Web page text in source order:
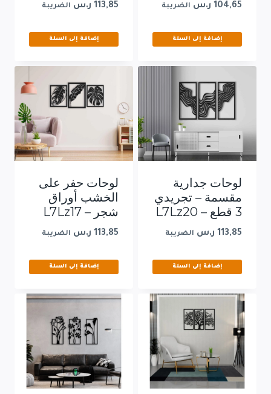
104,65 ر.س الضريبة
إضافة إلى السلة
113,85 ر.س الضريبة
إضافة إلى السلة
لوحات جدارية
مقسمة – تجريدي
3 قطع – L7Lz20
113,85 ر.س الضريبة
إضافة إلى السلة
لوحات حفر على
الخشب أوراق
شجر – L7Lz17
113,85 ر.س الضريبة
إضافة إلى السلة